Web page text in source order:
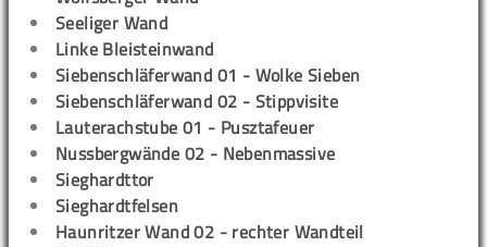
Seeliger Wand
Linke Bleisteinwand
Siebenschläferwand 01 - Wolke Sieben
Siebenschläferwand 02 - Stippvisite
Lauterachstube 01 - Pusztafeuer
Nussbergwände 02 - Nebenmassive
Sieghardttor
Sieghardtfelsen
Haunritzer Wand 02 - rechter Wandteil